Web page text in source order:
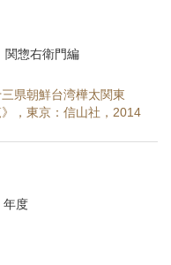
関惣右衛門編
県朝鮮台湾樺太関東
，東京：信山社，2014
年度